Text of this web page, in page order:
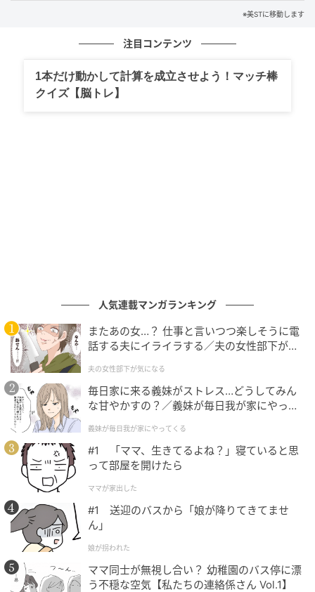
長年の美容編集キャリアで情報量、審美眼ともに編集
部随一。姉美ST世代の目線での発信を先導。
ひんやりジェルとアプリケーターで目元のこわばりが
ほどけていくのが心地いい。4種のコラーゲンを水平×
千吉良恵子さん（ヘア・メークアップアーティスト）
長年にわたりCMや雑誌など第一線で活躍を続ける。コ
ンサバもトレンドメークもお手のもの。人望も抜群。
つけてすぐハリを実感。乾燥による小ジワをカバーし
なめらかで明るい印象の目元に。
※美STに移動します
注目コンテンツ
1本だけ動かして計算を成立させよう！マッチ棒
クイズ【脳トレ】
人気連載マンガランキング
またあの女…？ 仕事と言いつつ楽しそうに電
話する夫にイライラする／夫の女性部下が気
夫の女性部下が気になる
毎日家に来る義妹がストレス…どうしてみん
な甘やかすの？／義妹が毎日我が家にやって
が】
義妹が毎日我が家にやってくる
#1 「ママ、生きてるよね？」寝ていると思
って部屋を開けたら
ママが家出した
#1 送迎のバスから「娘が降りてきてませ
ん」
娘が拐われた
ママ同士が無視し合い？ 幼稚園のバス停に漂
う不穏な空気【私たちの連絡係さん Vol.1】